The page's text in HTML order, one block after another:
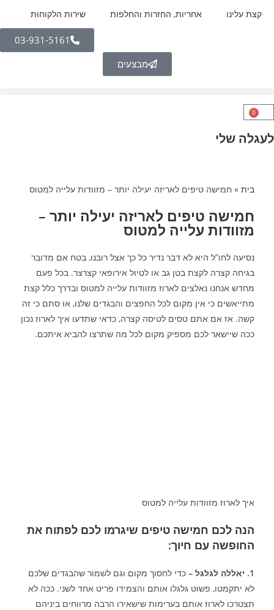
קצת עלינו אחריות, החזרות והחלפות שירות הלקוחות
03-931-5161
מבצעים
0
לעגלה שלי
בית » חמישה טיפים לאריזה יעילה יותר – מזוודות עלייה למטוס
חמישה טיפים לאריזה יעילה יותר –
מזוודות עלייה למטוס
נסיעה לחו”ל היא לא דבר נדיר כל כך אצל רובנו, בטח אם מדובר
בגיחה קצרה לקצת בטן גב או לטיול אירופאי קצרצר. בכל פעם
מחדש אנחנו נאלצים לארוז מזוודות עלייה למטוס ובדרך כלל קצת
מתייאשים כי אין מקום לכל החפצים והבגדים שלנו, או סתם כי זה
קשה. אז אם אתם טסים לטיסה קצרה, כדאי שתדעו איך לארוז נכון
ככה שיישאר לכם מספיק מקום לכל מה שתרצו להביא איתכם.
איך לארוז מזוודות עלייה למטוס
הנה לכם חמישה טיפים שיגרמו לכם לפתוח את
החופשה עם חיוך:
1. יאללה לגלגל –
כדי לחסוך מקום וגם לשמור שהבגדים שלכם
לא יתקמטו, פשוט גלגלו אותם והצמידו פריט אחד לשני. ככה לא
תצטרכו לארוז אותם בערימות שישאירו הרבה מרווחים ביניהם